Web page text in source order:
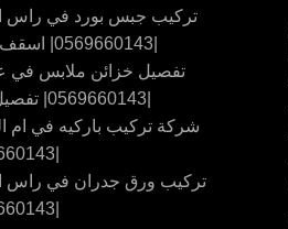
تركيب جبس بورد في راس
|0569660143| اسقف جبس
تفصيل خزائن ملابس في
|0569660143| تفصيل اثاث
شركة تركيب باركيه في ام
|0569660143
تركيب ورق جدران في راس
|0569660143